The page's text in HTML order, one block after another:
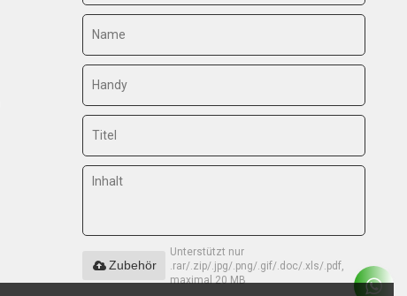
Unterstützt nur
.rar/.zip/.jpg/.png/.gif/.doc/.xls/.pdf,
maximal 20 MB
Zubehör